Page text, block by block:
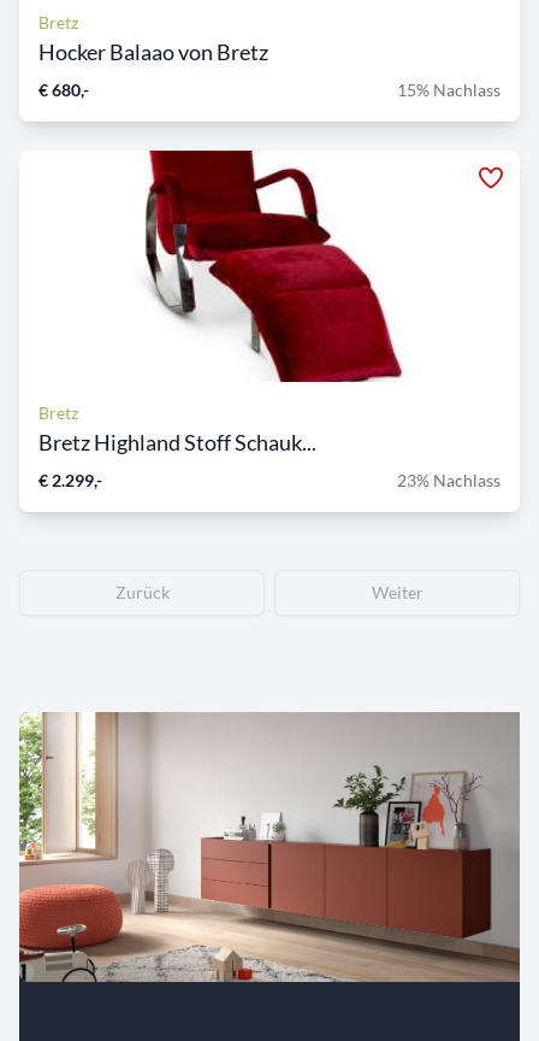
Bretz
Hocker Balaao von Bretz
€ 680,- 15% Nachlass
Bretz
Bretz Highland Stoff Schauk...
€ 2.299,- 23% Nachlass
Zurück Weiter